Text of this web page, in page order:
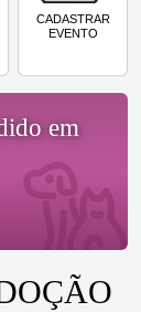
CADASTRAR
EVENTO
em